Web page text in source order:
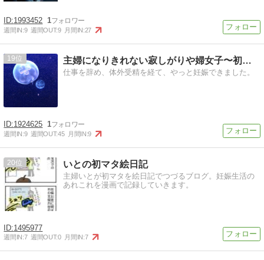
1993452 1
週間IN:9 週間OUT:9 月間IN:27
19 主婦になりきれない寂しがりや婦女子〜初めてのマタニティ〜
仕事を辞め、体外受精を経て、やっと妊娠できました。
1924625 1
週間IN:9 週間OUT:45 月間IN:9
20 いとの初マタ絵日記
主婦いとが初マタを絵日記でつづるブログ。妊娠生活の
あれこれを漫画で記録していきます。
1495977
週間IN:7 週間OUT:0 月間IN:7